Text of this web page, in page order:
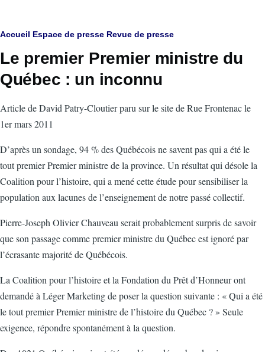
Fil
d'Ariane
Accueil Espace de presse Revue de presse
Le premier Premier ministre du
Québec : un inconnu
Article de David Patry-Cloutier paru sur le site de Rue Frontenac le
1er mars 2011
D’après un sondage, 94 % des Québécois ne savent pas qui a été le
tout premier Premier ministre de la province. Un résultat qui désole la
Coalition pour l’histoire, qui a mené cette étude pour sensibiliser la
population aux lacunes de l’enseignement de notre passé collectif.
Pierre-Joseph Olivier Chauveau serait probablement surpris de savoir
que son passage comme premier ministre du Québec est ignoré par
l’écrasante majorité de Québécois.
La Coalition pour l’histoire et la Fondation du Prêt d’Honneur ont
demandé à Léger Marketing de poser la question suivante : « Qui a été
le tout premier Premier ministre de l’histoire du Québec ? » Seule
exigence, répondre spontanément à la question.